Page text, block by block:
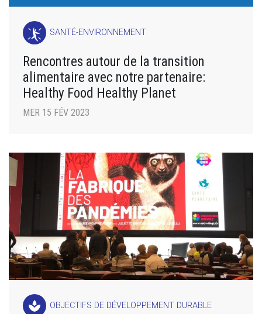
SANTÉ-ENVIRONNEMENT
Rencontres autour de la transition
alimentaire avec notre partenaire:
Healthy Food Healthy Planet
MER 15 FÉV 2023
spa OBJECTIFS DE DÉVELOPPEMENT DURABLE